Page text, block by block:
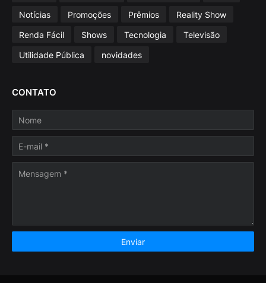
Notícias
Promoções Prêmios
Reality Show
Renda Fácil
Shows Tecnologia
Televisão
Utilidade Pública
novidades
CONTATO